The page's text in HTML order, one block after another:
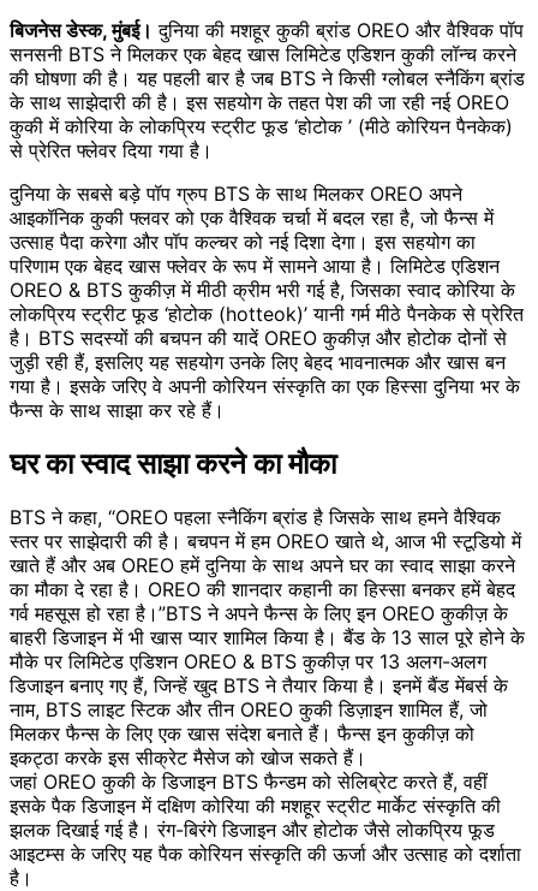
बिजनेस डेस्क, मुंबई। दुनिया की मशहूर कुकी ब्रांड OREO और वैश्विक पॉप
सनसनी BTS ने मिलकर एक बेहद खास लिमिटेड एडिशन कुकी लॉन्च करने
की घोषणा की है। यह पहली बार है जब BTS ने किसी ग्लोबल स्नैकिंग ब्रांड
के साथ साझेदारी की है। इस सहयोग के तहत पेश की जा रही नई OREO
कुकी में कोरिया के लोकप्रिय स्ट्रीट फूड ‘होटोक ’ (मीठे कोरियन पैनकेक)
से प्रेरित फ्लेवर दिया गया है।
दुनिया के सबसे बड़े पॉप ग्रुप BTS के साथ मिलकर OREO अपने
आइकॉनिक कुकी फ्लवर को एक वैश्विक चर्चा में बदल रहा है, जो फैन्स में
उत्साह पैदा करेगा और पॉप कल्चर को नई दिशा देगा। इस सहयोग का
परिणाम एक बेहद खास फ्लेवर के रूप में सामने आया है। लिमिटेड एडिशन
OREO & BTS कुकीज़ में मीठी क्रीम भरी गई है, जिसका स्वाद कोरिया के
लोकप्रिय स्ट्रीट फूड ‘होटोक (hotteok)’ यानी गर्म मीठे पैनकेक से प्रेरित
है। BTS सदस्यों की बचपन की यादें OREO कुकीज़ और होटोक दोनों से
जुड़ी रही हैं, इसलिए यह सहयोग उनके लिए बेहद भावनात्मक और खास बन
गया है। इसके जरिए वे अपनी कोरियन संस्कृति का एक हिस्सा दुनिया भर के
फैन्स के साथ साझा कर रहे हैं।
घर का स्वाद साझा करने का मौका
BTS ने कहा, “OREO पहला स्नैकिंग ब्रांड है जिसके साथ हमने वैश्विक
स्तर पर साझेदारी की है। बचपन में हम OREO खाते थे, आज भी स्टूडियो में
खाते हैं और अब OREO हमें दुनिया के साथ अपने घर का स्वाद साझा करने
का मौका दे रहा है। OREO की शानदार कहानी का हिस्सा बनकर हमें बेहद
गर्व महसूस हो रहा है।”BTS ने अपने फैन्स के लिए इन OREO कुकीज़ के
बाहरी डिजाइन में भी खास प्यार शामिल किया है। बैंड के 13 साल पूरे होने के
मौके पर लिमिटेड एडिशन OREO & BTS कुकीज़ पर 13 अलग-अलग
डिजाइन बनाए गए हैं, जिन्हें खुद BTS ने तैयार किया है। इनमें बैंड मेंबर्स के
नाम, BTS लाइट स्टिक और तीन OREO कुकी डिज़ाइन शामिल हैं, जो
मिलकर फैन्स के लिए एक खास संदेश बनाते हैं। फैन्स इन कुकीज़ को
इकट्ठा करके इस सीक्रेट मैसेज को खोज सकते हैं।
जहां OREO कुकी के डिजाइन BTS फैन्डम को सेलिब्रेट करते हैं, वहीं
इसके पैक डिजाइन में दक्षिण कोरिया की मशहूर स्ट्रीट मार्केट संस्कृति की
झलक दिखाई गई है। रंग-बिरंगे डिजाइन और होटोक जैसे लोकप्रिय फूड
आइटम्स के जरिए यह पैक कोरियन संस्कृति की ऊर्जा और उत्साह को दर्शाता
है।